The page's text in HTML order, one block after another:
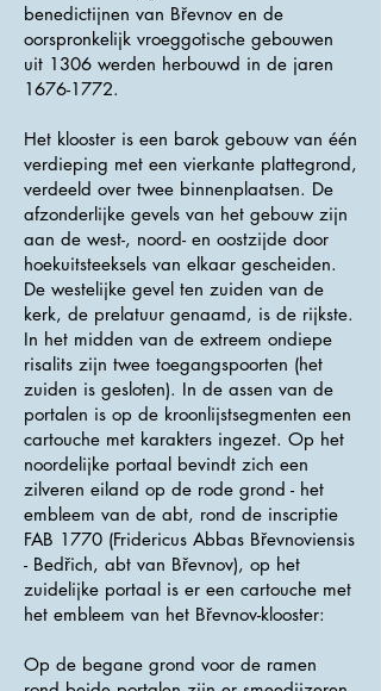
benedictijnen van Břevnov en de
oorspronkelijk vroeggotische gebouwen
uit 1306 werden herbouwd in de jaren
1676-1772.
Het klooster is een barok gebouw van één
verdieping met een vierkante plattegrond,
verdeeld over twee binnenplaatsen. De
afzonderlijke gevels van het gebouw zijn
aan de west-, noord- en oostzijde door
hoekuitsteeksels van elkaar gescheiden.
De westelijke gevel ten zuiden van de
kerk, de prelatuur genaamd, is de rijkste.
In het midden van de extreem ondiepe
risalits zijn twee toegangspoorten (het
zuiden is gesloten). In de assen van de
portalen is op de kroonlijstsegmenten een
cartouche met karakters ingezet. Op het
noordelijke portaal bevindt zich een
zilveren eiland op de rode grond - het
embleem van de abt, rond de inscriptie
FAB 1770 (Fridericus Abbas Břevnoviensis
- Bedřich, abt van Břevnov), op het
zuidelijke portaal is er een cartouche met
het embleem van het Břevnov-klooster:
Op de begane grond voor de ramen